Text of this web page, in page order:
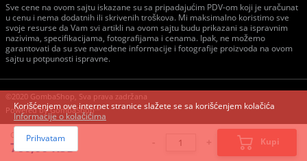
Sve cene na ovom sajtu iskazane su sa pripadajućim PDV-om koji je uračunat
u cenu i nema dodatnih ili skrivenih troškova. Mi maksimalno koristimo sve
svoje resurse da Vam svi artikli na ovom sajtu budu prikazani sa ispravnim
nazivima, specifikacijama, fotografijama i cenama. Ipak, ne možemo
garantovati da su sve navedene informacije i fotografije proizvoda na ovom
sajtu u potpunosti ispravne.
©2020 GombaShop, Sva prava zadržana
Powered byGombaShop™
Cena:
760,00 RSD - + Kupi
Korišćenjem ove internet stranice slažete se sa korišćenjem kolačića
Informacije o kolačićima
Prihvatam